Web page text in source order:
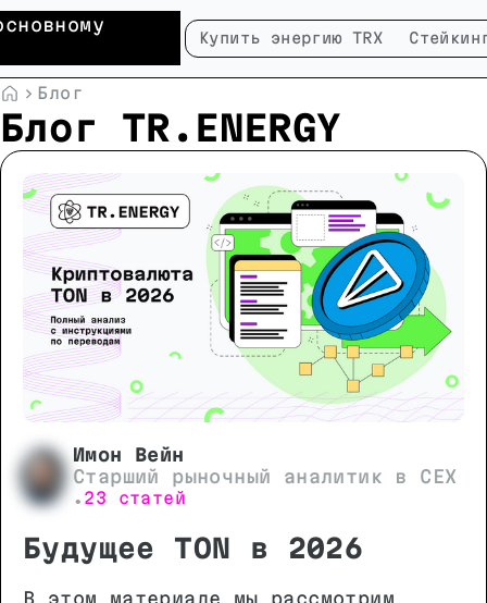
Купить энергию TRX
Блог
Блог TR.ENERGY
Имон Вейн
Старший рыночный аналитик в CEX
• 23 статей
Будущее TON в 2026
В этом материале мы рассмотрим